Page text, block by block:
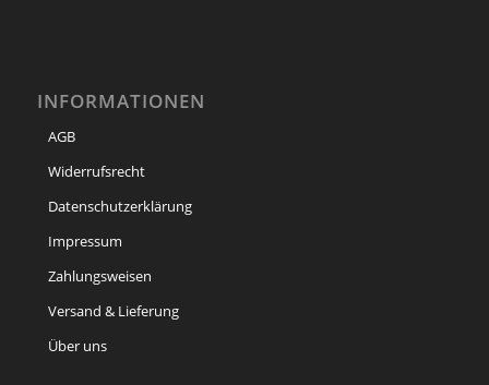
INFORMATIONEN
AGB
Widerrufsrecht
Datenschutzerklärung
Impressum
Zahlungsweisen
Versand & Lieferung
Über uns